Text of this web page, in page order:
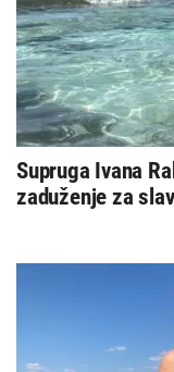
Supruga Ivana
zaduženje za